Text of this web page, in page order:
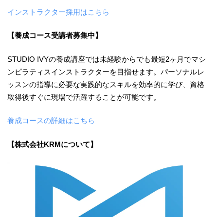
インストラクター採用はこちら
【養成コース受講者募集中】
STUDIO IVYの養成講座では未経験からでも最短2ヶ月でマシ
ンピラティスインストラクターを目指せます。パーソナルレ
ッスンの指導に必要な実践的なスキルを効率的に学び、資格
取得後すぐに現場で活躍することが可能です。
養成コースの詳細はこちら
【株式会社KRMについて】